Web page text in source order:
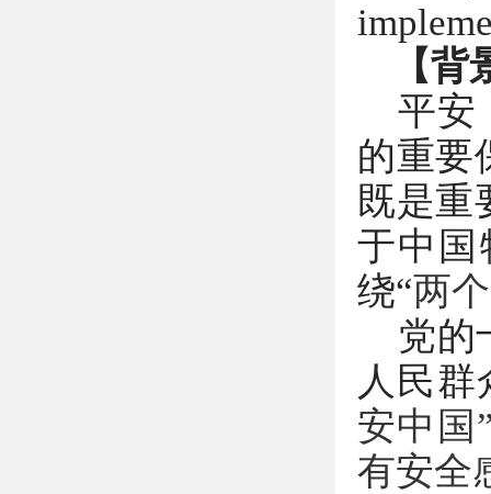
【
平安
的重要
既是重
于中国
绕“两
党的
人民
安中国
有安全